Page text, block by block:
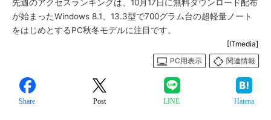
先週のアクセスランキングは、10月17日に無料ダウンロード配布
が始まったWindows 8.1、13.3型で700グラム台の超軽量ノート
をはじめとするPC秋冬モデルに注目です。
[ITmedia]
PC用表示
関連情報
Share Post LINE Hatena